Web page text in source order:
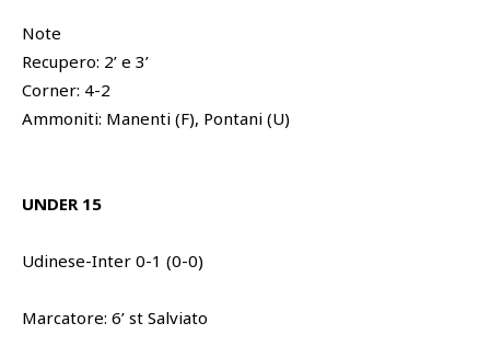
Note
Recupero: 2’ e 3’
Corner: 4-2
Ammoniti: Manenti (F), Pontani (U)
UNDER 15
Udinese-Inter 0-1 (0-0)
Marcatore: 6’ st Salviato